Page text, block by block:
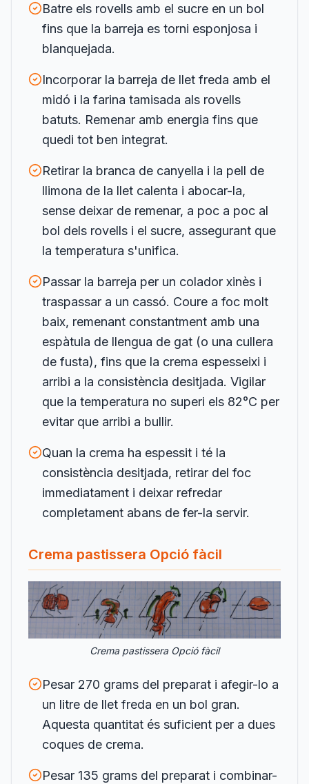
Batre els rovells amb el sucre en un bol
fins que la barreja es torni esponjosa i
blanquejada.
Incorporar la barreja de llet freda amb el
midó i la farina tamisada als rovells
batuts. Remenar amb energia fins que
quedi tot ben integrat.
Retirar la branca de canyella i la pell de
llimona de la llet calenta i abocar-la,
sense deixar de remenar, a poc a poc al
bol dels rovells i el sucre, assegurant que
la temperatura s'unifica.
Passar la barreja per un colador xinès i
traspassar a un cassó. Coure a foc molt
baix, remenant constantment amb una
espàtula de llengua de gat (o una cullera
de fusta), fins que la crema espesseixi i
arribi a la consistència desitjada. Vigilar
que la temperatura no superi els 82°C per
evitar que arribi a bullir.
Quan la crema ha espessit i té la
consistència desitjada, retirar del foc
immediatament i deixar refredar
completament abans de fer-la servir.
Crema pastissera Opció fàcil
Crema pastissera Opció fàcil
Pesar 270 grams del preparat i afegir-lo a
un litre de llet freda en un bol gran.
Aquesta quantitat és suficient per a dues
coques de crema.
Pesar 135 grams del preparat i combinar-